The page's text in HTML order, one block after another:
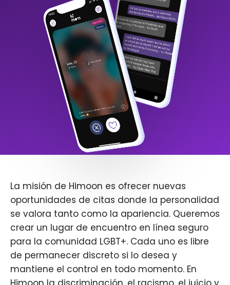
La misión de Himoon es ofrecer nuevas
oportunidades de citas donde la personalidad
se valora tanto como la apariencia. Queremos
crear un lugar de encuentro en línea seguro
para la comunidad LGBT+. Cada uno es libre
de permanecer discreto si lo desea y
mantiene el control en todo momento. En